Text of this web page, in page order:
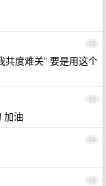
62
共度难关” 要是用这个
63
加油
64
65